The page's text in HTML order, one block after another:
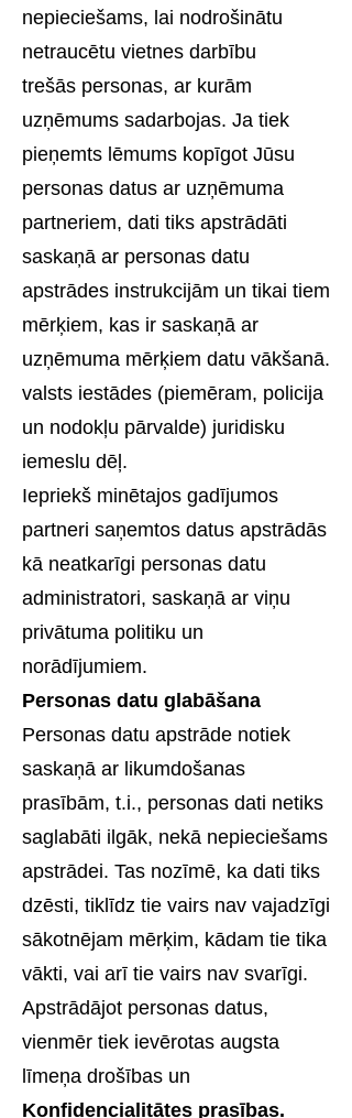
nepieciešams, lai nodrošinātu
netraucētu vietnes darbību
trešās personas, ar kurām
uzņēmums sadarbojas. Ja tiek
pieņemts lēmums kopīgot Jūsu
personas datus ar uzņēmuma
partneriem, dati tiks apstrādāti
saskaņā ar personas datu
apstrādes instrukcijām un tikai tiem
mērķiem, kas ir saskaņā ar
uzņēmuma mērķiem datu vākšanā.
valsts iestādes (piemēram, policija
un nodokļu pārvalde) juridisku
iemeslu dēļ.
Iepriekš minētajos gadījumos
partneri saņemtos datus apstrādās
kā neatkarīgi personas datu
administratori, saskaņā ar viņu
privātuma politiku un
norādījumiem.
Personas datu glabāšana
Personas datu apstrāde notiek
saskaņā ar likumdošanas
prasībām, t.i., personas dati netiks
saglabāti ilgāk, nekā nepieciešams
apstrādei. Tas nozīmē, ka dati tiks
dzēsti, tiklīdz tie vairs nav vajadzīgi
sākotnējam mērķim, kādam tie tika
vākti, vai arī tie vairs nav svarīgi.
Apstrādājot personas datus,
vienmēr tiek ievērotas augsta
līmeņa drošības un
Konfidencialitātes prasības.